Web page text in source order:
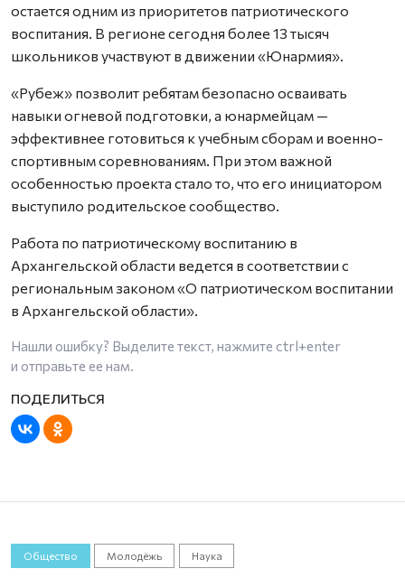
остается одним из приоритетов патриотического
воспитания. В регионе сегодня более 13 тысяч
школьников участвуют в движении «Юнармия».
«Рубеж» позволит ребятам безопасно осваивать
навыки огневой подготовки, а юнармейцам —
эффективнее готовиться к учебным сборам и военно-
спортивным соревнованиям. При этом важной
особенностью проекта стало то, что его инициатором
выступило родительское сообщество.
Работа по патриотическому воспитанию в
Архангельской области ведется в соответствии с
региональным законом «О патриотическом воспитании
в Архангельской области».
Нашли ошибку? Выделите текст, нажмите ctrl+enter
и отправьте ее нам.
Общество Молодёжь Наука